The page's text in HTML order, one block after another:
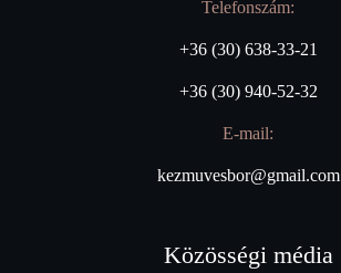
Telefonszám:
+36 (30) 638-33-21
+36 (30) 940-52-32
E-mail:
kezmuvesbor@gmail.com
Közösségi média